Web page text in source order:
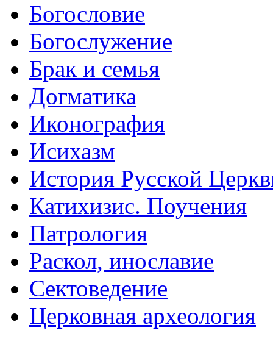
Богословие
Богослужение
Брак и семья
Догматика
Иконография
Исихазм
История Русской
Катихизис. Поучения
Патрология
Раскол, инославие
Сектоведение
Церковная археология